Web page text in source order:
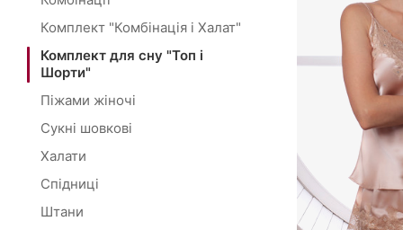
Комплект "Комбінація і Халат"
Комплект для сну "Топ і
Шорти"
Піжами жіночі
Сукні шовкові
Халати
Спідниці
Штани